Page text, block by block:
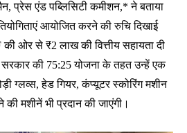
प्रेस एंड पब्लिसिटी कमीशन,* ने बताया
आयोजित करने की रुचि दिखाई
ओर से ₹2 लाख की वित्तीय सहायता दी
की 75:25 योजना के तहत उन्हें एक
ग्लव्स, हेड गियर, कंप्यूटर स्कोरिंग मशीन
मशीनें भी प्रदान की जाएंगी।